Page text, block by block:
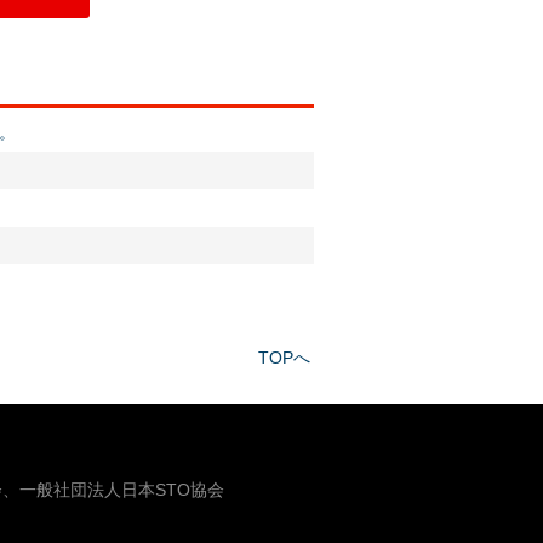
TOPへ
一般社団法人日本STO協会